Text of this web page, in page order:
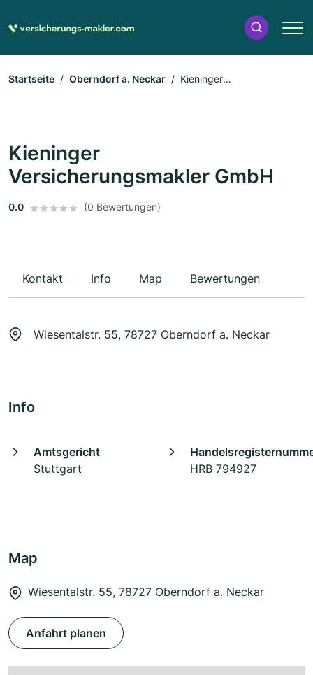
Startseite Oberndorf a. Neckar
Kieninger
Kieninger
Versicherungsmakler GmbH
0.0 (0 Bewertungen)
Kontakt Info Map Bewertungen
Wiesentalstr. 55, 78727 Oberndorf a. Neckar
Info
Amtsgericht
Stuttgart
HRB 794927
Map
Wiesentalstr. 55, 78727 Oberndorf a. Neckar
Anfahrt planen